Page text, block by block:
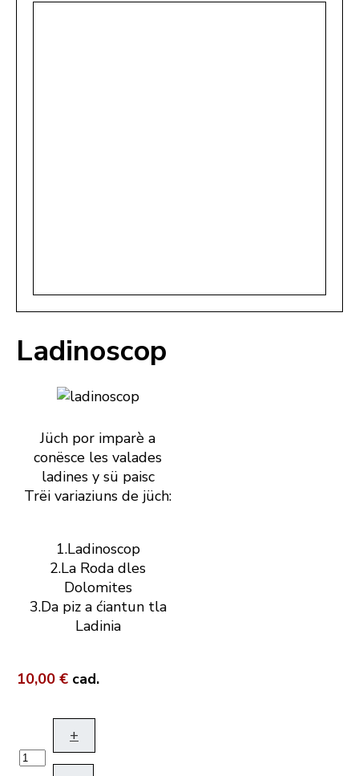
Ladinoscop
Jüch por imparè a
conësce les valades
ladines y sü paisc
Trëi variaziuns de jüch:
1.Ladinoscop
2.La Roda dles
Dolomites
3.Da piz a ćiantun tla
Ladinia
10,00 € cad.
+